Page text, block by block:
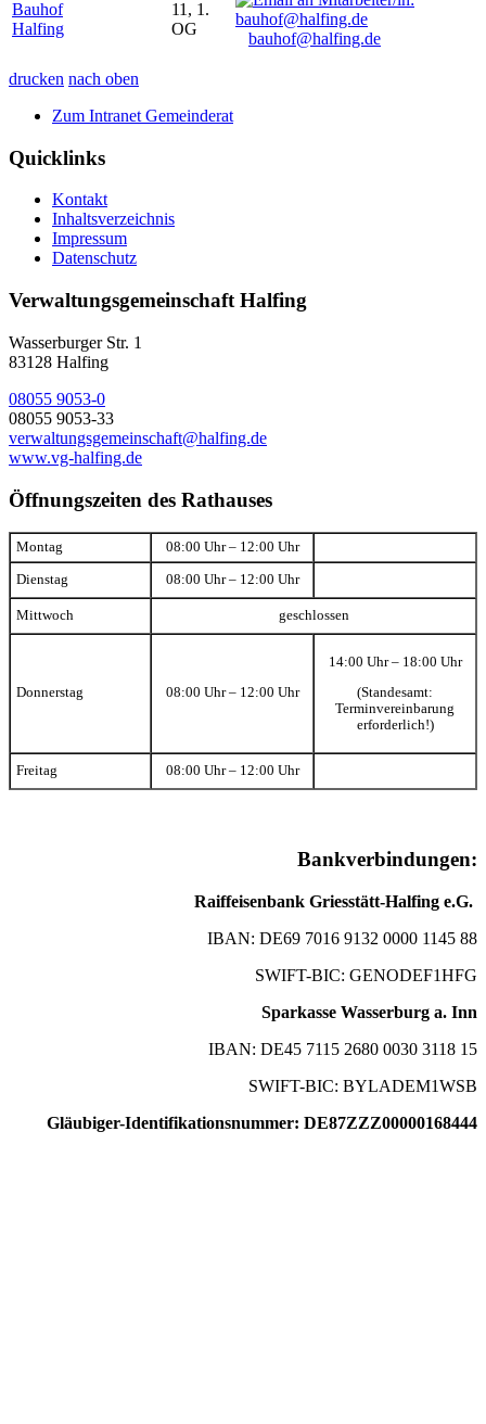
Bauhof
Halfing
11, 1.
OG
bauhof@halfing.de
drucken nach oben
Zum Intranet Gemeinderat
Quicklinks
Kontakt
Inhaltsverzeichnis
Impressum
Datenschutz
Verwaltungsgemeinschaft Halfing
Wasserburger Str. 1
83128 Halfing
08055 9053-0
08055 9053-33
verwaltungsgemeinschaft@halfing.de
www.vg-halfing.de
Öffnungszeiten des Rathauses
Montag 08:00 Uhr – 12:00 Uhr
Dienstag 08:00 Uhr – 12:00 Uhr
Mittwoch geschlossen
Donnerstag 08:00 Uhr – 12:00 Uhr
14:00 Uhr – 18:00 Uhr
(Standesamt:
Terminvereinbarung
erforderlich!)
Freitag 08:00 Uhr – 12:00 Uhr
Bankverbindungen:
Raiffeisenbank Griesstätt-Halfing e.G.
IBAN: DE69 7016 9132 0000 1145 88
SWIFT-BIC: GENODEF1HFG
Sparkasse Wasserburg a. Inn
IBAN: DE45 7115 2680 0030 3118 15
SWIFT-BIC: BYLADEM1WSB
Gläubiger-Identifikationsnummer: DE87ZZZ00000168444